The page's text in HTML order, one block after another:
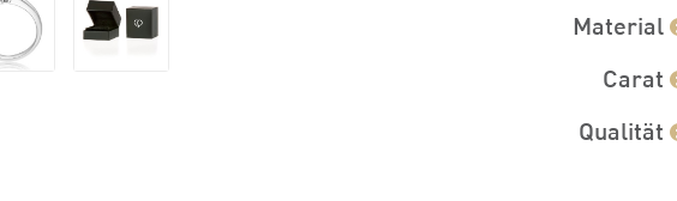
Material
Carat
Qualität